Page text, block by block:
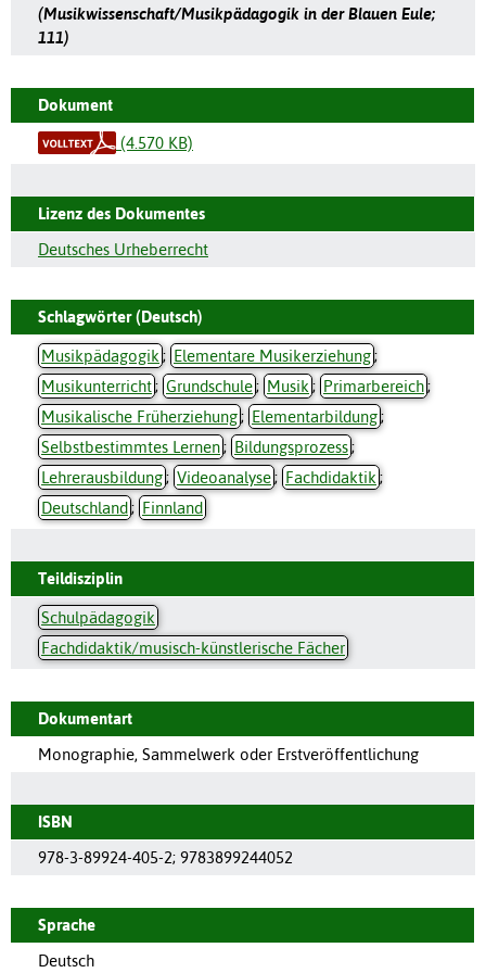
(Musikwissenschaft/Musikpädagogik in der Blauen Eule;
111)
Dokument
(4.570 KB)
Lizenz des Dokumentes
Deutsches Urheberrecht
Schlagwörter (Deutsch)
Musikpädagogik ; Elementare Musikerziehung;
Musikunterricht; Grundschule; Musik ; Primarbereich;
Musikalische Früherziehung; Elementarbildung;
Selbstbestimmtes Lernen; Bildungsprozess;
Lehrerausbildung; Videoanalyse; Fachdidaktik ;
Deutschland; Finnland
Teildisziplin
Schulpädagogik
Fachdidaktik/musisch-künstlerische Fächer
Dokumentart
Monographie, Sammelwerk oder Erstveröffentlichung
ISBN
978-3-89924-405-2; 9783899244052
Sprache
Deutsch